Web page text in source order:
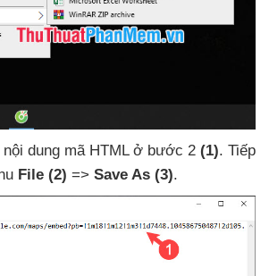
nội dung mã HTML ở bước 2 (1). Tiếp
File (2) => Save As (3).